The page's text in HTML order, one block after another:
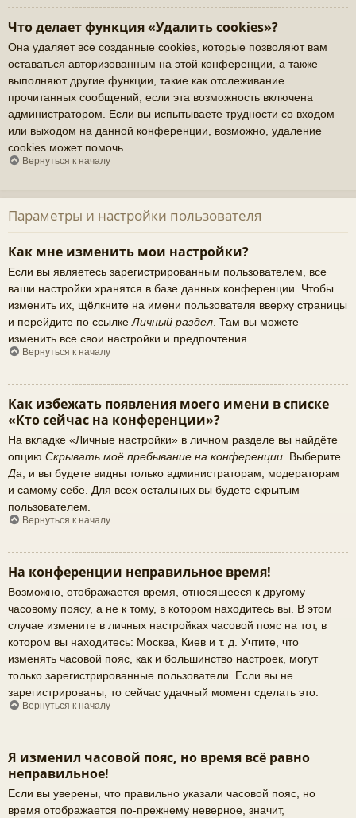
Что делает функция «Удалить cookies»?
Она удаляет все созданные cookies, которые позволяют вам
оставаться авторизованным на этой конференции, а также
выполняют другие функции, такие как отслеживание
прочитанных сообщений, если эта возможность включена
администратором. Если вы испытываете трудности со входом
или выходом на данной конференции, возможно, удаление
cookies может помочь.
Вернуться к началу
Параметры и настройки пользователя
Как мне изменить мои настройки?
Если вы являетесь зарегистрированным пользователем, все
ваши настройки хранятся в базе данных конференции. Чтобы
изменить их, щёлкните на имени пользователя вверху страницы
и перейдите по ссылкеЛичный раздел. Там вы можете
изменить все свои настройки и предпочтения.
Вернуться к началу
Как избежать появления моего имени в списке
«Кто сейчас на конференции»?
На вкладке «Личные настройки» в личном разделе вы найдёте
опцию Скрывать моё пребывание на конференции. Выберите
Да, и вы будете видны только администраторам, модераторам
и самому себе. Для всех остальных вы будете скрытым
пользователем.
Вернуться к началу
На конференции неправильное время!
Возможно, отображается время, относящееся к другому
часовому поясу, а не к тому, в котором находитесь вы. В этом
случае измените в личных настройках часовой пояс на тот, в
котором вы находитесь: Москва, Киев и т. д. Учтите, что
изменять часовой пояс, как и большинство настроек, могут
только зарегистрированные пользователи. Если вы не
зарегистрированы, то сейчас удачный момент сделать это.
Вернуться к началу
Я изменил часовой пояс, но время всё равно
неправильное!
Если вы уверены, что правильно указали часовой пояс, но
время отображается по-прежнему неверное, значит,